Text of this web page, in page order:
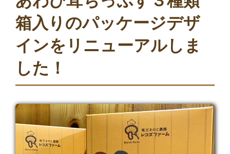
箱入りのパッケージデザ
インをリニューアルしま
した！